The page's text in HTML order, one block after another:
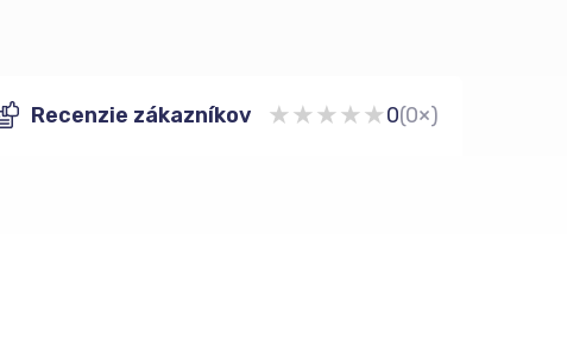
Recenzie zákazníkov ★★★★★0(0×)